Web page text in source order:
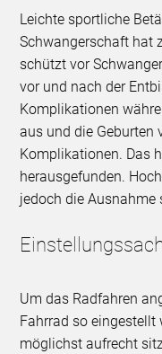
Leichte sportliche
Schwangerschaft hat
schützt vor
vor und nach der
Komplikationen
aus und die Geburten
Komplikationen. Das
herausgefunden.
jedoch die Ausnahme
Um das Radfahren
Fahrrad so eingestellt
möglichst aufrecht